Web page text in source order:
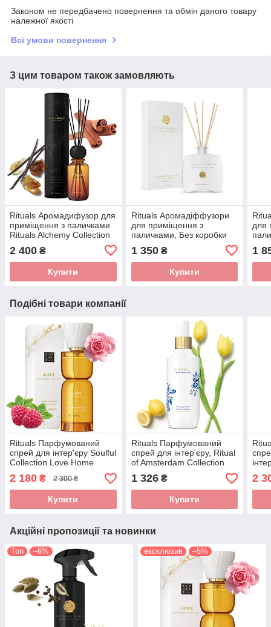
Законом не передбачено повернення та обмін даного товару
належної якості
Всі умови повернення
З цим товаром також замовляють
Rituals Аромадифузор для
приміщення з паличками
Rituals Alchemy Collection
Нідерланди, 300 мл.
2 400 ₴
Купити
Rituals Аромадіффузори
для приміщення з
паличками, Без коробки
Rituals of Savage Garden
Fragrance Sticks,
Нідерланди, 100 мл
1 350₴
Купити
для
1
Подібні товари компанії
Rituals Парфумований
спрей для інтер'єру Soulful
Collection Love Home
Perfume, Нідерланди,
200мл
2 180 ₴ 2 300 ₴
Купити
Rituals Парфумований
спрей для інтер'єру, Ritual
of Amsterdam Collection
Perfume d'Interior,
Нідерланди, 200 мл
1 326₴
Купити
2
Акційні пропозиції та новинки
Топ –6% ексклюзив –5%